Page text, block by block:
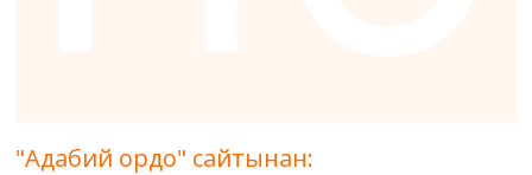
"Адабий ордо" сайтынан: